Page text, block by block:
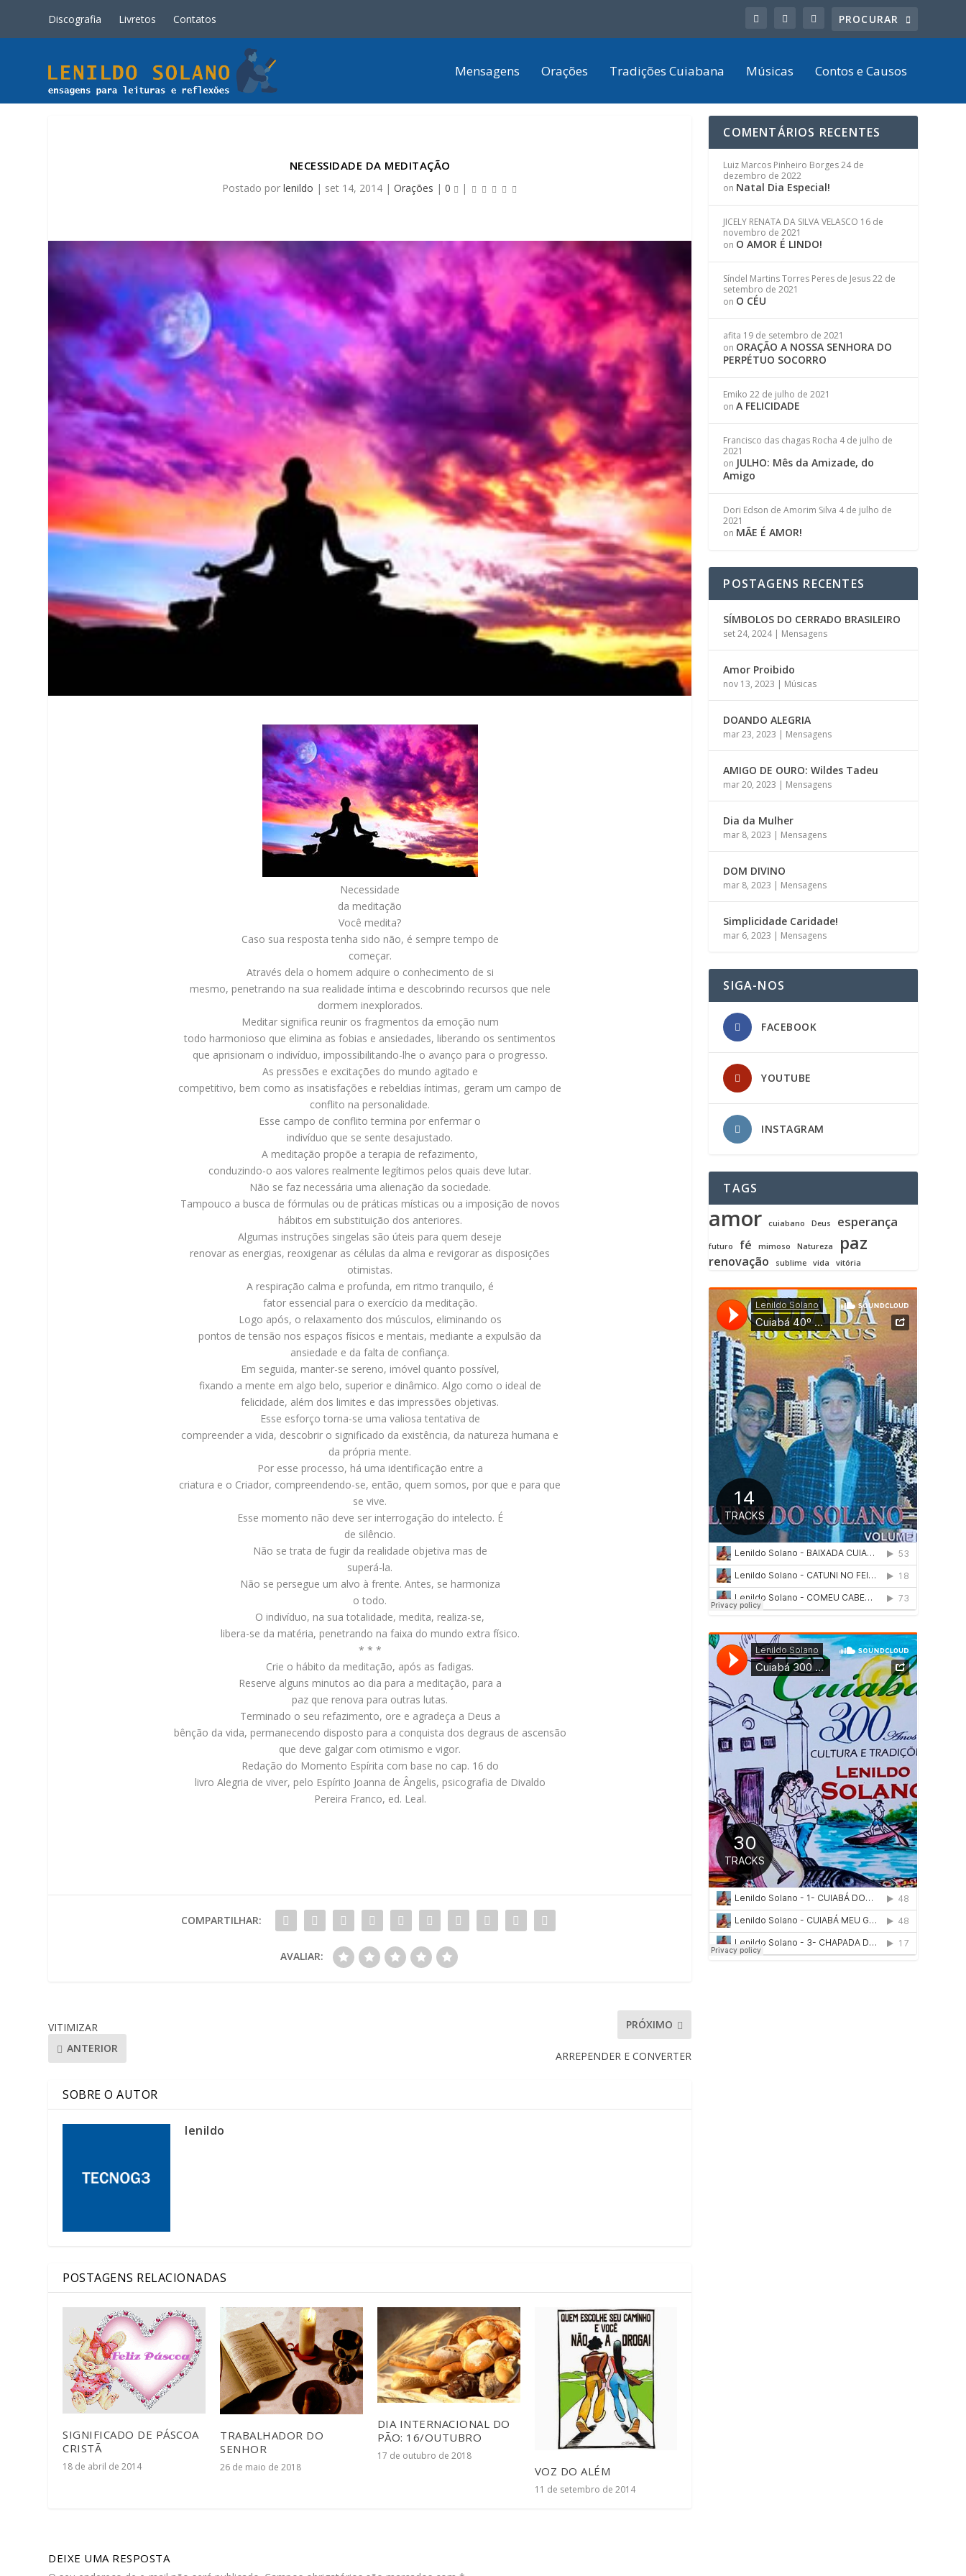
Discografia Livretos Contatos
Mensagens Orações Tradições Cuiabana Músicas Contos e Causos
NECESSIDADE DA MEDITAÇÃO
Postado porlenildo | set 14, 2014 |Orações |0 |
Necessidade
da meditação
Você medita?
Caso sua resposta tenha sido não, é sempre tempo de
começar.
Através dela o homem adquire o conhecimento de si
mesmo, penetrando na sua realidade íntima e descobrindo recursos que nele
dormem inexplorados.
Meditar significa reunir os fragmentos da emoção num
todo harmonioso que elimina as fobias e ansiedades, liberando os sentimentos
que aprisionam o indivíduo, impossibilitando-lhe o avanço para o progresso.
As pressões e excitações do mundo agitado e
competitivo, bem como as insatisfações e rebeldias íntimas, geram um campo de
conflito na personalidade.
Esse campo de conflito termina por enfermar o
indivíduo que se sente desajustado.
A meditação propõe a terapia de refazimento,
conduzindo-o aos valores realmente legítimos pelos quais deve lutar.
Não se faz necessária uma alienação da sociedade.
Tampouco a busca de fórmulas ou de práticas místicas ou a imposição de novos
hábitos em substituição dos anteriores.
Algumas instruções singelas são úteis para quem deseje
renovar as energias, reoxigenar as células da alma e revigorar as disposições
otimistas.
A respiração calma e profunda, em ritmo tranquilo, é
fator essencial para o exercício da meditação.
Logo após, o relaxamento dos músculos, eliminando os
pontos de tensão nos espaços físicos e mentais, mediante a expulsão da
ansiedade e da falta de confiança.
Em seguida, manter-se sereno, imóvel quanto possível,
fixando a mente em algo belo, superior e dinâmico. Algo como o ideal de
felicidade, além dos limites e das impressões objetivas.
Esse esforço torna-se uma valiosa tentativa de
compreender a vida, descobrir o significado da existência, da natureza humana e
da própria mente.
Por esse processo, há uma identificação entre a
criatura e o Criador, compreendendo-se, então, quem somos, por que e para que
se vive.
Esse momento não deve ser interrogação do intelecto. É
de silêncio.
Não se trata de fugir da realidade objetiva mas de
superá-la.
Não se persegue um alvo à frente. Antes, se harmoniza
o todo.
O indivíduo, na sua totalidade, medita, realiza-se,
libera-se da matéria, penetrando na faixa do mundo extra físico.
* * *
Crie o hábito da meditação, após as fadigas.
Reserve alguns minutos ao dia para a meditação, para a
paz que renova para outras lutas.
Terminado o seu refazimento, ore e agradeça a Deus a
bênção da vida, permanecendo disposto para a conquista dos degraus de ascensão
que deve galgar com otimismo e vigor.
Redação do Momento Espírita com base no cap. 16 do
livro Alegria de viver, pelo Espírito Joanna de Ângelis, psicografia de Divaldo
Pereira Franco, ed. Leal.
COMPARTILHAR:
AVALIAR:
VITIMIZAR
ANTERIOR
PRÓXIMO
ARREPENDER E CONVERTER
SOBRE O AUTOR
lenildo
POSTAGENS RELACIONADAS
SIGNIFICADO DE PÁSCOA
CRISTÃ
18 de abril de 2014
TRABALHADOR DO
SENHOR
26 de maio de 2018
DIA INTERNACIONAL DO
PÃO: 16/OUTUBRO
17 de outubro de 2018
VOZ DO ALÉM
11 de setembro de 2014
DEIXE UMA RESPOSTA
COMENTÁRIOS RECENTES
Luiz Marcos Pinheiro Borges24 de
dezembro de 2022
on Natal Dia Especial!
JICELY RENATA DA SILVA VELASCO 16 de
novembro de 2021
on O AMOR É LINDO!
Síndel Martins Torres Peres de Jesus22 de
setembro de 2021
on O CÉU
afita 19 de setembro de 2021
on ORAÇÃO A NOSSA SENHORA DO
PERPÉTUO SOCORRO
Emiko 22 de julho de 2021
onA FELICIDADE
Francisco das chagas Rocha 4 de julho de
2021
on JULHO: Mês da Amizade, do
Amigo
Dori Edson de Amorim Silva 4 de julho de
2021
on MÃE É AMOR!
POSTAGENS RECENTES
SÍMBOLOS DO CERRADO BRASILEIRO
set 24, 2024| Mensagens
Amor Proibido
nov 13, 2023 | Músicas
DOANDO ALEGRIA
mar 23, 2023 | Mensagens
AMIGO DE OURO: Wildes Tadeu
mar 20, 2023 | Mensagens
Dia da Mulher
mar 8, 2023 | Mensagens
DOM DIVINO
mar 8, 2023 | Mensagens
Simplicidade Caridade!
mar 6, 2023 | Mensagens
SIGA-NOS
FACEBOOK
YOUTUBE
INSTAGRAM
TAGS
amor cuiabano Deus esperança
futuro fé mimoso Natureza paz
renovação sublime vida vitória